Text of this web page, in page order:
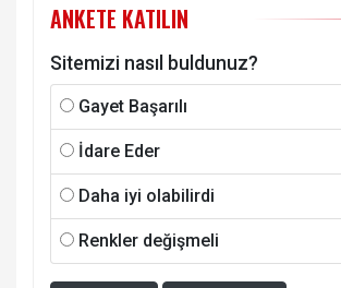
ANKETE KATILIN
Sitemizi nasıl buldunuz?
Gayet Başarılı
İdare Eder
Daha iyi olabilirdi
Renkler değişmeli